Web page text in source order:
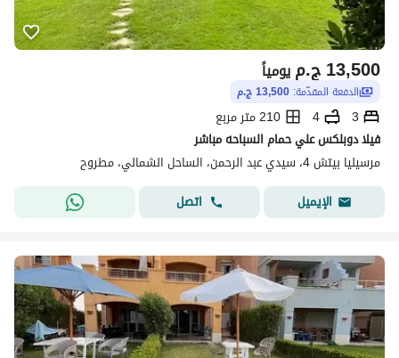
ج.م13,500 يومياً
الدفعة المقدّمة: 13,500 ج.م
3
4
210 متر مربع
فيلا دوبلكس علي حمام السباحه مباشر
مرسيليا بيتش 4، سيدي عبد الرحمن، الساحل الشمالي، مطروح
الإيميل
اتصل